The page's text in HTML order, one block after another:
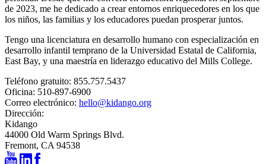
de 2023, me he dedicado a crear entornos enriquecedores en los que
los niños, las familias y los educadores puedan prosperar juntos.
Tengo una licenciatura en desarrollo humano con especialización en
desarrollo infantil temprano de la Universidad Estatal de California,
East Bay, y una maestría en liderazgo educativo del Mills College.
Teléfono gratuito: 855.757.5437
Oficina: 510-897-6900
Correo electrónico: hello@kidango.org
Dirección:
Kidango
44000 Old Warm Springs Blvd.
Fremont, CA 94538